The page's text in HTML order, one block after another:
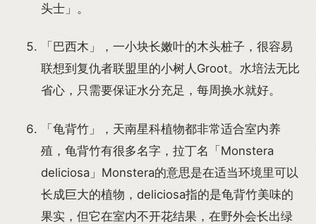
头士」。
「巴西木」，一小块长嫩叶的木头桩子，很容易
联想到复仇者联盟里的小树人Groot。水培法无比
省心，只需要保证水分充足，每周换水就好。
「龟背竹」，天南星科植物都非常适合室内养
殖，龟背竹有很多名字，拉丁名「Monstera
deliciosa」Monstera的意思是在适当环境里可以
长成巨大的植物，deliciosa指的是龟背竹美味的
果实，但它在室内不开花结果，在野外会长出绿